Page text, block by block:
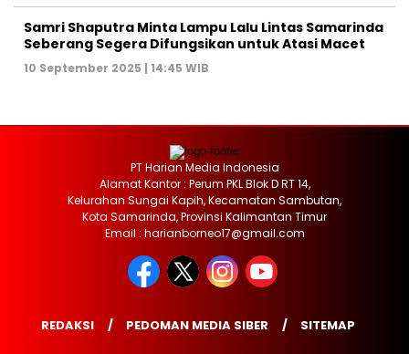
Samri Shaputra Minta Lampu Lalu Lintas Samarinda
Seberang Segera Difungsikan untuk Atasi Macet
10 September 2025 | 14:45 WIB
PT Harian Media Indonesia
Alamat Kantor : Perum PKL Blok D RT 14,
Kelurahan Sungai Kapih, Kecamatan Sambutan,
Kota Samarinda, Provinsi Kalimantan Timur
Email : harianborneo17@gmail.com
REDAKSI PEDOMAN MEDIA SIBER SITEMAP